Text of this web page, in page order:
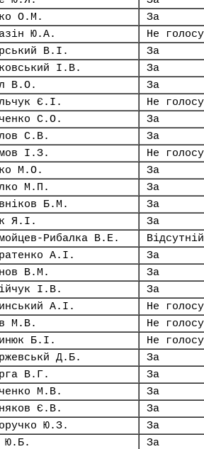
О.М.
За
Ю.А.
Не
В.І.
За
І.В.
За
В.О.
За
Є.І.
Не
С.О.
За
С.В.
За
І.З.
Не
М.О.
За
М.П.
За
Б.М.
За
Я.І.
За
Рибалка В.Е.
Відсутній
А.І.
За
В.М.
За
І.В.
За
А.І.
Не
М.В.
Не
Б.І.
Не
Д.Б.
За
В.Г.
За
М.В.
За
Є.В.
За
Ю.З.
За
Ю.Б.
За